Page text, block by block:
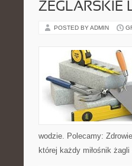
ŻEGLARSKIE
POSTED BY ADMIN
wodzie. Polecamy:
której każdy miłośnik